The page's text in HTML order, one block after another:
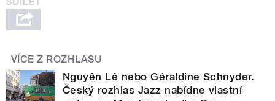
VÍCE Z ROZHLASU
Nguyên Lê nebo Géraldine Schnyder.
Český rozhlas Jazz nabídne vlastní